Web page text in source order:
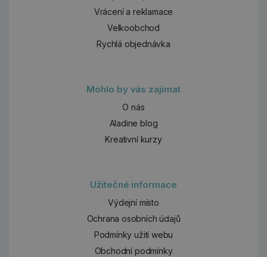
Vrácení a reklamace
Velkoobchod
Rychlá objednávka
Mohlo by vás zajímat
O nás
Aladine blog
Kreativní kurzy
Užitečné informace
Výdejní místo
Ochrana osobních údajů
Podmínky užití webu
Obchodní podmínky